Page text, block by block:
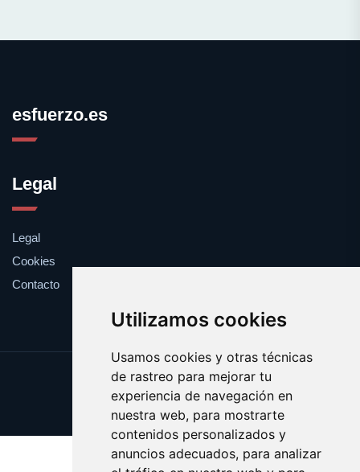
Utilizamos cookies
Usamos cookies y otras técnicas
de rastreo para mejorar tu
experiencia de navegación en
nuestra web, para mostrarte
contenidos personalizados y
anuncios adecuados, para analizar
esfuerzo.es
Legal
Legal
Cookies
Contacto
Update cookies preferences
Copyright © 2025 esfuerzo.es